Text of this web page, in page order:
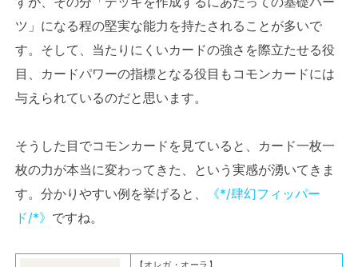
ツ」になる程の堅実な能力を持たされることが多いで
す。そして、当たりにくいカードの強さを際立たせる役
目、カードパワーの指標となる役目もコモンカードには
与えられているのだと思います。
そうした目でコモンカードを見ていると、カード一枚一
枚の力が本当に変わってきた、という実感が湧いてきま
す。分かりやすい例を挙げると、
《*/肆幻フィッパー
ド/*》 ですね。